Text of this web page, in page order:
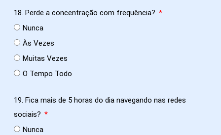
18. Perde a concentração com frequência?
Nunca
Às Vezes
Muitas Vezes
O Tempo Todo
19. Fica mais de 5 horas do dia navegando nas redes
sociais?
Nunca